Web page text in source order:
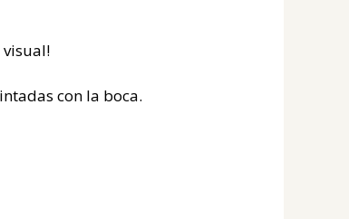
con la boca.